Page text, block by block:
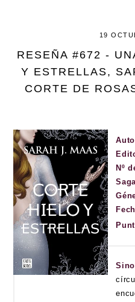
19
RESEÑA #672 -
Y ESTRELLAS,
CORTE DE
Nº